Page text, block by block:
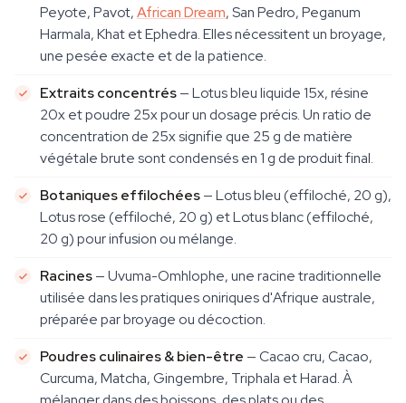
Peyote, Pavot,African Dream, San Pedro, Peganum
Harmala, Khat et Ephedra. Elles nécessitent un broyage,
une pesée exacte et de la patience.
Extraits concentrés— Lotus bleu liquide 15x, résine
20x et poudre 25x pour un dosage précis. Un ratio de
concentration de 25x signifie que 25 g de matière
végétale brute sont condensés en 1 g de produit final.
Botaniques effilochées— Lotus bleu (effiloché, 20 g),
Lotus rose (effiloché, 20 g) et Lotus blanc (effiloché,
20 g) pour infusion ou mélange.
Racines— Uvuma-Omhlophe, une racine traditionnelle
utilisée dans les pratiques oniriques d'Afrique australe,
préparée par broyage ou décoction.
Poudres culinaires & bien-être — Cacao cru, Cacao,
Curcuma, Matcha, Gingembre, Triphala et Harad. À